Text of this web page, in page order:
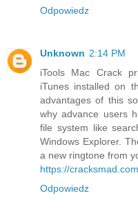
Odpowiedz
Unknown 2:14 PM
iTools Mac Crack
iTunes installed on
advantages of this
why advance users
file system like
Windows Explorer.
a new ringtone from
https://
Odpowiedz